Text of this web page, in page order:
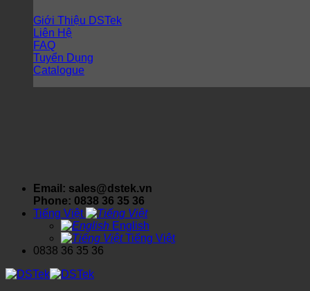
Giới Thiệu DSTek
Liên Hệ
FAQ
Tuyển Dụng
Catalogue
Email: sales@dstek.vn
Phone: 0838 36 35 36
Tiếng Việt
English
Tiếng Việt
0838 36 35 36